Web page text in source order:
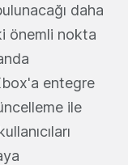
daha
önemli nokta
entegre
ile